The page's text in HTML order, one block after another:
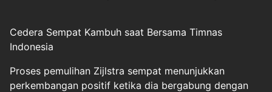
Cedera Sempat Kambuh saat Bersama Timnas
Indonesia
Proses pemulihan Zijlstra sempat menunjukkan
perkembangan positif ketika dia bergabung dengan